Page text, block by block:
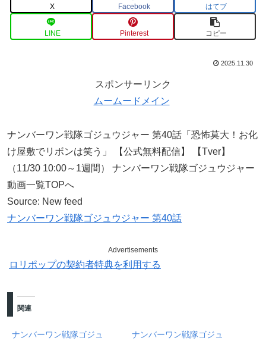
X Facebook はてブ
LINE Pinterest コピー
2025.11.30
スポンサーリンク
ムームードメイン
ナンバーワン戦隊ゴジュウジャー 第40話「恐怖莫大！お化
け屋敷でリボンは笑う」 【公式無料配信】 【Tver】
（11/30 10:00～1週間） ナンバーワン戦隊ゴジュウジャー
動画一覧TOPへ
Source: New feed
ナンバーワン戦隊ゴジュウジャー 第40話
Advertisements
ロリポップの契約者特典を利用する
関連
ナンバーワン戦隊ゴジュ
ナンバーワン戦隊ゴジュ